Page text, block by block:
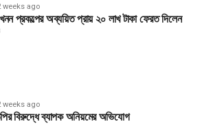
weeks ago
প্রকল্পের অব্যয়িত প্রায় ২০ লাখ টাকা ফেরত দিলেন
weeks ago
বিরুদ্ধে ব্যাপক অনিয়মের অভিযোগ